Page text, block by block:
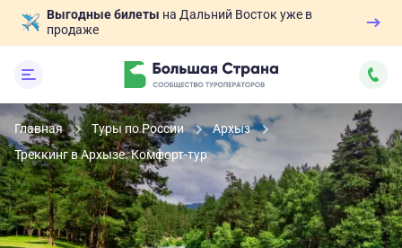
Выгодные билеты на Дальний Восток уже в
продаже
Главная Туры по России
Архыз
Треккинг в Архызе. Комфорт-тур